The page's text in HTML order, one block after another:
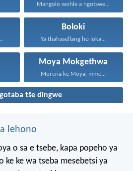
Mangolo wohle a ngotswe...
Boloki
Ya thahasellang ho loka...
Moya Mokgethwa
Morena ke Moya, mme...
tše dingwe
lehono
o sa e tsebe, kapa popeho ya
ke ke wa tseba mesebetsi ya